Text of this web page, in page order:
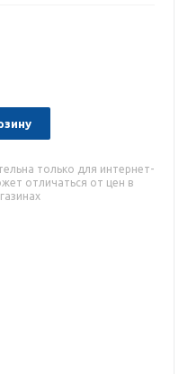
только для интернет-
отличаться от цен в